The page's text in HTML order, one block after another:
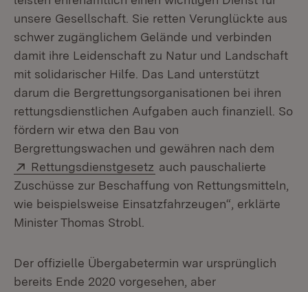
unsere Gesellschaft. Sie retten Verunglückte aus
schwer zugänglichem Gelände und verbinden
damit ihre Leidenschaft zu Natur und Landschaft
mit solidarischer Hilfe. Das Land unterstützt
darum die Bergrettungsorganisationen bei ihren
rettungsdienstlichen Aufgaben auch finanziell. So
fördern wir etwa den Bau von
Bergrettungswachen und gewähren nach dem
Extern:
Rettungsdienstgesetz (Öffnet in neuem Fenster)
auch pauschalierte
Zuschüsse zur Beschaffung von Rettungsmitteln,
wie beispielsweise Einsatzfahrzeugen“, erklärte
Minister Thomas Strobl.
Der offizielle Übergabetermin war ursprünglich
bereits Ende 2020 vorgesehen, aber